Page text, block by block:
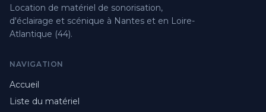
Location de matériel de sonorisation,
d'éclairage et scénique à Nantes et en Loire-
Atlantique (44).
NAVIGATION
Accueil
Liste du matériel